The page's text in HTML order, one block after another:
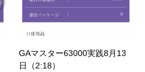
GAマスター63000実践8月13
日（2:18）